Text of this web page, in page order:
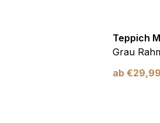
Teppich
Grau
ab €29,99